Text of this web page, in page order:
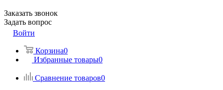
Заказать звонок
Задать вопрос
Войти
Корзина0
Избранные товары0
Сравнение товаров0